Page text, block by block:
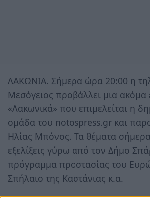
ΛΑΚΩΝΙΑ. Σήμερα ώρα 20:00 η
Μεσόγειος προβάλλει μια ακόμα
«Λακωνικά» που επιμελείται η
ομάδα του notospress.gr και
Ηλίας Μπόνος. Τα θέματα
εξελίξεις γύρω από τον Δήμο
πρόγραμμα προστασίας του
Σπήλαιο της Καστάνιας κ.α.